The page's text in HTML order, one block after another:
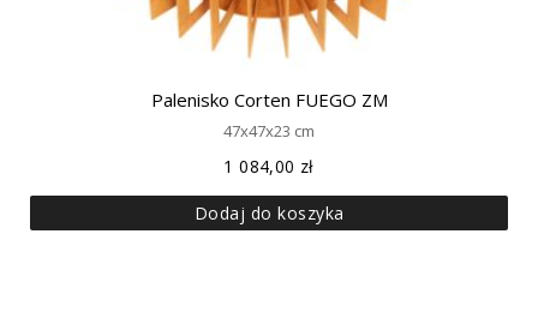
Palenisko Corten FUEGO ZM
47x47x23 cm
1 084,00 zł
Dodaj do koszyka